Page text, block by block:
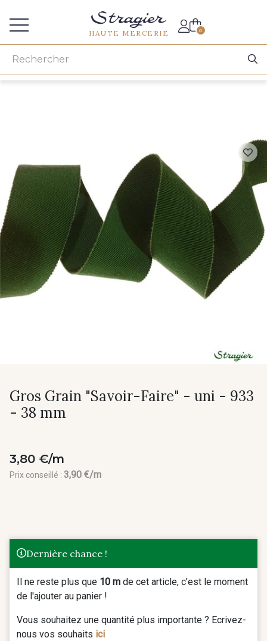
HAUTE MERCERIE 0
Gros Grain "Savoir-Faire" - uni - 933
- 38 mm
3,80 €/m
Prix conseillé : 3,90 €/m
Dernière chance !
Il ne reste plus que 10 m de cet article, c’est le moment
de l'ajouter au panier !
Vous souhaitez une quantité plus importante ? Ecrivez-
nous vos souhaits ici